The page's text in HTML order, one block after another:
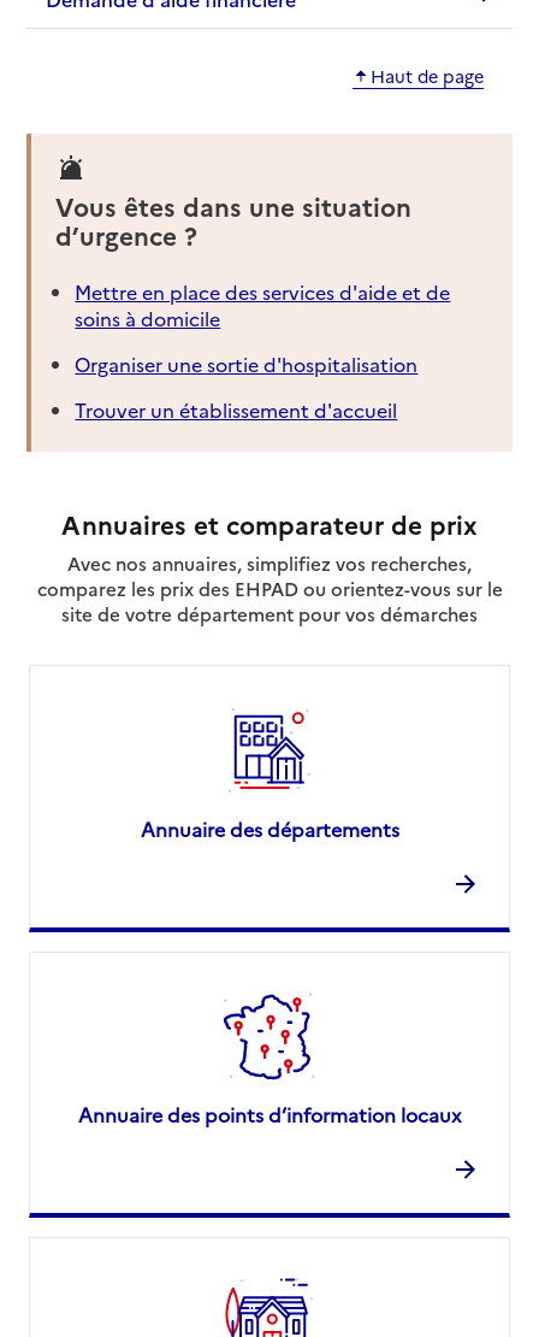
Haut de page
Vous êtes dans une situation
d’urgence ?
Mettre en place des services d'aide et de
soins à domicile
Organiser une sortie d'hospitalisation
Trouver un établissement d'accueil
Annuaires et comparateur de prix
Avec nos annuaires, simplifiez vos recherches,
comparez les prix des EHPAD ou orientez-vous sur le
site de votre département pour vos démarches
Annuaire des départements
Annuaire des points d’information locaux